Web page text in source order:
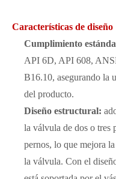
Características de diseño
Cumplimiento
API 6D, API 608,
B16.10, asegurando la
del producto.
Diseño estructural:
la válvula de dos o tres
pernos, lo que mejora
la válvula. Con el